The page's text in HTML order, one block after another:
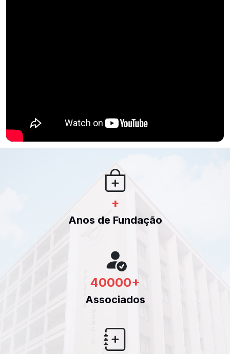
+
Anos de Fundação
40000+
Associados